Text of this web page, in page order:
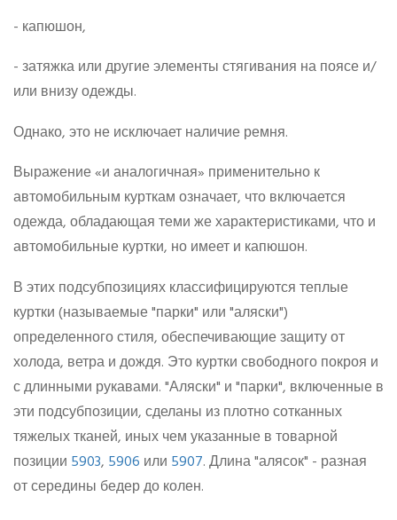
- капюшон,
- затяжка или другие элементы стягивания на поясе и/
или внизу одежды.
Однако, это не исключает наличие ремня.
Выражение «и аналогичная» применительно к
автомобильным курткам означает, что включается
одежда, обладающая теми же характеристиками, что и
автомобильные куртки, но имеет и капюшон.
В этих подсубпозициях классифицируются теплые
куртки (называемые "парки" или "аляски")
определенного стиля, обеспечивающие защиту от
холода, ветра и дождя. Это куртки свободного покроя и
с длинными рукавами. "Аляски" и "парки", включенные в
эти подсубпозиции, сделаны из плотно сотканных
тяжелых тканей, иных чем указанные в товарной
позиции 5903, 5906 или 5907. Длина "алясок" - разная
от середины бедер до колен.